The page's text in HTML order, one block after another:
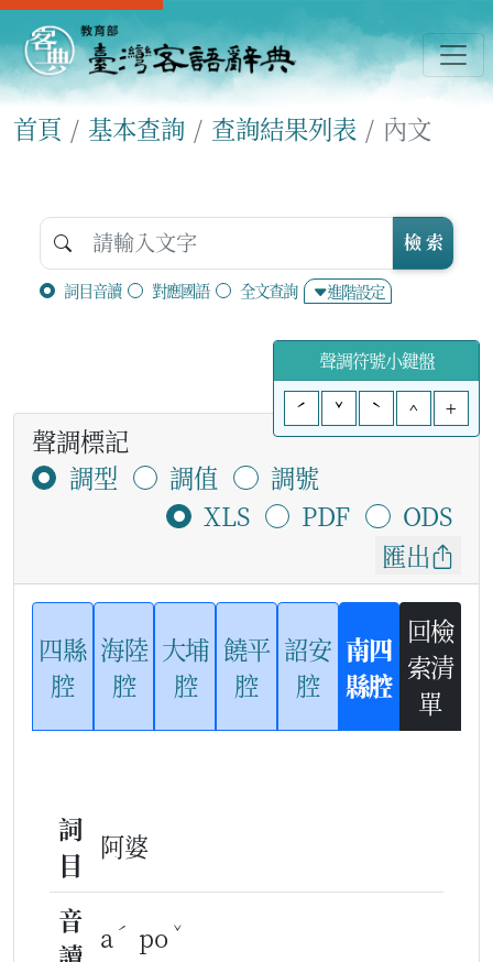
首頁 基本查詢 查詢結果列表 內文
詞目音讀 對應國語 全文查詢 進階設定
檢 索
聲調符號小鍵盤
ˊ
ˇ ˋ ^ +
聲調標記
調型
調值
調號
XLS
PDF
ODS
匯出
四縣
腔
海陸
腔
大埔
腔
饒平
腔
詔安
腔
南四
縣腔
回檢
索清
單
詞
目
阿婆
音 a ˊ po ˇ